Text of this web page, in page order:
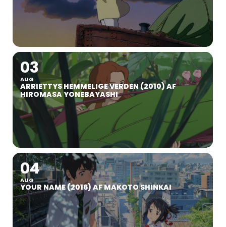
03
AUG
ARRIETTYS HEMMELIGE VERDEN (2010) AF
HIROMASA YONEBAYASHI
04
AUG
YOUR NAME (2016) AF MAKOTO SHINKAI